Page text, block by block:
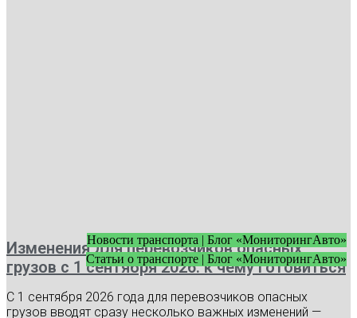
Новости транспорта | Блог «МониторингАвто»
Статьи о транспорте | Блог «МониторингАвто»
Изменения для перевозчиков опасных
грузов с 1 сентября 2026: к чему готовиться
С 1 сентября 2026 года для перевозчиков опасных
грузов вводят сразу несколько важных изменений —